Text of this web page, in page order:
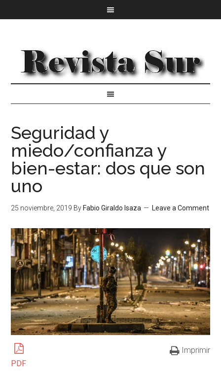
Seguridad y
miedo/confianza y
bien-estar: dos que son
uno
25 noviembre, 2019 By Fabio Giraldo Isaza Leave a Comment
PDF
Imprimir